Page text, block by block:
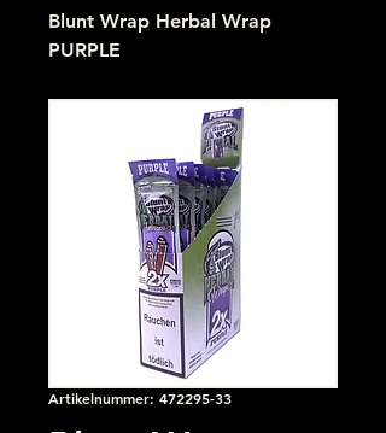
Blunt Wrap Herbal Wrap
PURPLE
Artikelnummer: 472295-33